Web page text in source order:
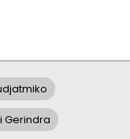
Gerindra